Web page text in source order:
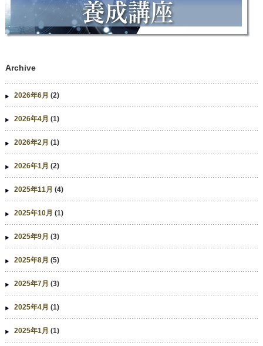
Archive
2026年6月 (2)
2026年4月 (1)
2026年2月 (1)
2026年1月 (2)
2025年11月 (4)
2025年10月 (1)
2025年9月 (3)
2025年8月 (5)
2025年7月 (3)
2025年4月 (1)
2025年1月 (1)